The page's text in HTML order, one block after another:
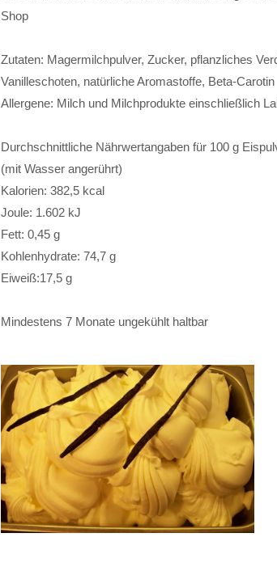
Shop
Zutaten: Magermilchpulver, Zucker, pflanzliches
Vanilleschoten, natürliche Aromastoffe, Beta-Carotin
Allergene: Milch und Milchprodukte einschließlich
Durchschnittliche Nährwertangaben für 100 g
(mit Wasser angerührt)
Kalorien: 382,5 kcal
Joule: 1.602 kJ
Fett: 0,45 g
Kohlenhydrate: 74,7 g
Eiweiß:17,5 g
Mindestens 7 Monate ungekühlt haltbar